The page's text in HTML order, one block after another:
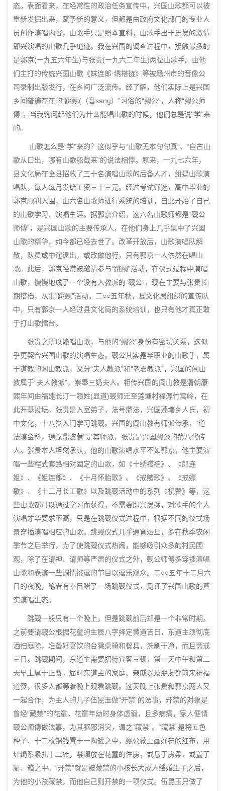
态。表面看来，在经常性的政治任务宣传中，兴国山歌都可以被
重新发掘出来，赋予新的意义，但都是由政府文化部门的专业人
员创作演唱内容，山歌手只是照本宣科，山歌手出于迸发的激情
即兴演唱的山歌几乎绝迹。我在兴国的调查过程中，接触最多的
是郭京(一九五六年生)与张贵(一九六二年生)两位山歌手。由他
们主打的传统兴国山歌《妹连郎·绣褡裢》等被赣州市的音像公
司录制出版发行，在乡间广泛流传。经了解，他们实际上是兴国
乡间普遍存在的“跳觋(（音sang）”习俗的“觋公”，人称“觋公师
傅”。当我询问起他们为什么能唱山歌的时候，他们总是说“学”来
的。
山歌怎么是“学”来的？这似乎与“山歌无本句句真”、“自古山
歌从口出，哪有山歌船载来”的说法相悖。原来，一九七六年，
县文化局在全县招收了三十名演唱山歌的后备人才，组建山歌演
唱队，每人每月发给工资三十三元。经过考试筛选，高中毕业的
郭京顺利入围，由六名山歌师进行系统的培训，自此开始了自己
的山歌学习、演唱生涯。据郭京介绍，这六名山歌师都是“觋公
师傅”，是兴国山歌的主要传承人，在他们身上几乎集中了兴国
山歌的精华，如今都已经去世了。改革开放后，山歌演唱队解
散，队员或中途退出，或改做他行，只有郭京一人依然在唱山
歌。此后，郭京经常被邀请参与“跳觋”活动，在仪式过程中演唱
山歌，慢慢地成了一个没有入教派的“觋公”，现在主要与张贵长
期搭档，从事“跳觋”活动。二○○五年秋，县文化局组织的宣传队
中，只有郭京一人经过县文化局的系统培训，也只有他才真正敢
于打山歌擂台。
张贵之所以能唱山歌，与他的“觋公”身份有密切关系，这似
乎更契合兴国山歌的演唱生态。觋公其实是半职业的山歌手，属
于道教的闾山教派，又分“夫人教派”和“老君教派”，兴国的闾山
教属于“夫人教派”，崇奉三奶夫人。相传兴国的闾山教是清朝康
熙年间由福建长汀一赖姓(显道)觋师迁至莲塘村福源竹篙岭，在
此开基设坛。张贵是入室弟子，法号鼎法，兴国莲塘乡人氏，初
中文化，十八岁入门学习跳觋。兴国的闾山教有师派传承，“道
法演金科，通汉鼎波萝”是其师派，张贵是兴国觋公的第八代传
人。张贵本人坦然承认，他的山歌演唱水平不如郭京，他主要演
唱一些程式套路相对固定的山歌，如《十绣褡裢》、《郎连
姐》、《姐连郎》、《十月怀胎歌》、《戒赌歌》、《戒嫖
歌》、《十二月长工歌》以及跳觋活动中的系列《祝赞》等，这
些山歌都可以通过学习而获得，不需要即兴发挥，对歌手的个人
演唱才华要求不高，只是在跳觋仪式过程中，根据不同的仪式场
景穿插演唱相应的山歌。跳觋仪式几乎通宵达旦，多在秋季农闲
季节之后举行，为了使跳觋仪式热闹，能够吸引众多的村民围
观，除了在请神、请师等严肃的仪式之外，觋公师傅多穿插演唱
山歌和表演一些调情挑逗的节目以逗乐观众。二○○五年十二月六
日的夜晚，笔者有幸目睹了一场跳觋仪式，见证了兴国山歌的真
实演唱生态。
跳觋一般只有一个晚上，但是跳觋前后却是一个非常时期。
之前要请觋公根据花童的生辰八字择定黄道吉日，东道主须彻底
洒扫庭除，准备好宴饮的台凳桌椅和餐具，洗刷干净，而且斋戒
三日。跳觋期间，东道主需要招待宾客三顿，第一天中午和第二
天早上属于正餐，届时东道主的家庭、亲戚以及朋友都前来祝福
道贺，很多人都等着晚上观看跳觋。这天晚上张贵和郭京两人又
一起合作，为主人的儿子伍昆玉做“开禁”的法事，开禁的对象是
曾经“藏禁”的花童。花童年幼时身体虚弱，且多病痛，家人便请
觋公师傅做法事，为其驱邪消灾，谓之“藏禁”。“藏禁”是将五色
种子、十二枚铜钱置于一陶罐之中，觋公蒙上画好符的红布，用
红绳系紧扎十二转，禁罐放在花童的住房，或悬于房梁，或置于
厨、箱之中。“开禁”就是被藏禁的小孩长大成人结婚生子之后，
为他的小孩藏禁，而他自己则开禁的一项仪式。伍昆玉只做了